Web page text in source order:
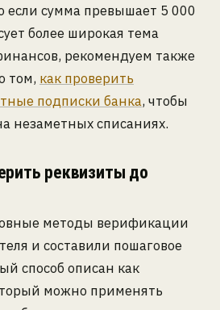
если сумма превышает 5 000
более широкая тема
рекомендуем также
том, как проверить
подписки банка, чтобы
незаметных списаниях.
реквизиты до
методы верификации
и составили пошаговое
способ описан как
можно применять